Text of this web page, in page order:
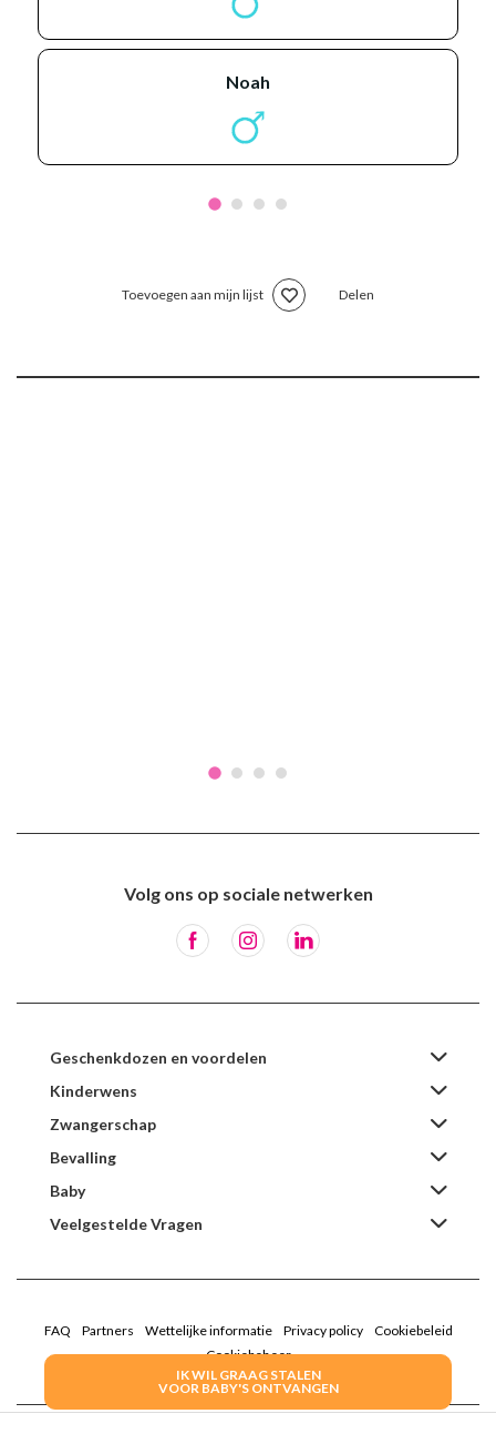
IK WIL GRAAG STALEN
VOOR BABY'S ONTVANGEN
noah
Toevoegen aan mijn lijst Delen
Volg ons op sociale netwerken
Geschenkdozen en voordelen
Kinderwens
Zwangerschap
Bevalling
Baby
Veelgestelde Vragen
FAQ Partners Wettelijke informatie Privacy policy
Cookiebeleid
Cookiebeheer